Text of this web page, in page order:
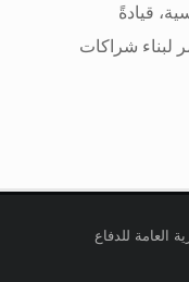
قيادةً
لبناء شراكات
العامة للدفاع